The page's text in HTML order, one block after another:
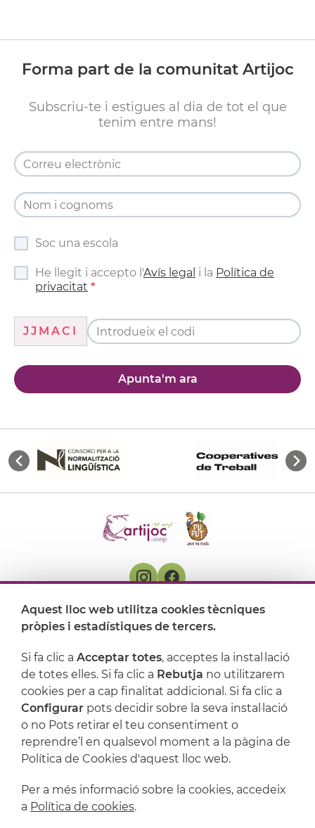
Forma part de la comunitat Artijoc
Subscriu-te i estigues al dia de tot el que
tenim entre mans!
Soc una escola
He llegit i accepto l'Avís legal i la Política de
privacitat
JJMACI
Apunta'm ara
On ens trobem
Suport
Aquest lloc web utilitza cookies tècniques
pròpies i estadístiques de tercers.
Si fa clic a Acceptar totes, acceptes la instal·lació
de totes elles. Si fa clic a Rebutja no utilitzarem
cookies per a cap finalitat addicional. Si fa clic a
Configurar pots decidir sobre la seva instal·lació
o no Pots retirar el teu consentiment o
reprendre’l en qualsevol moment a la pàgina de
Política de Cookies d'aquest lloc web.
Per a més informació sobre la cookies, accedeix
a Política de cookies.